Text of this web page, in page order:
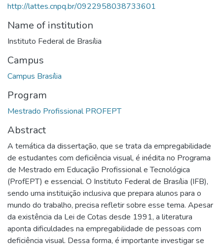
http://lattes.cnpq.br/0922958038733601
Name of institution
Instituto Federal de Brasília
Campus
Campus Brasília
Program
Mestrado Profissional PROFEPT
Abstract
A temática da dissertação, que se trata da empregabilidade
de estudantes com deficiência visual, é inédita no Programa
de Mestrado em Educação Profissional e Tecnológica
(ProfEPT) e essencial. O Instituto Federal de Brasília (IFB),
sendo uma instituição inclusiva que prepara alunos para o
mundo do trabalho, precisa refletir sobre esse tema. Apesar
da existência da Lei de Cotas desde 1991, a literatura
aponta dificuldades na empregabilidade de pessoas com
deficiência visual. Dessa forma, é importante investigar se